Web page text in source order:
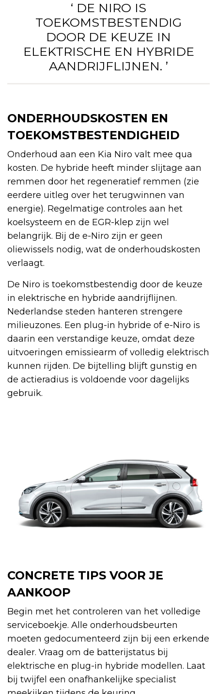
‘ DE NIRO IS
TOEKOMSTBESTENDIG
DOOR DE KEUZE IN
ELEKTRISCHE EN HYBRIDE
AANDRIJFLIJNEN. ’
ONDERHOUDSKOSTEN EN
TOEKOMSTBESTENDIGHEID
Onderhoud aan een Kia Niro valt mee qua
kosten. De hybride heeft minder slijtage aan
remmen door het regeneratief remmen (zie
eerdere uitleg over het terugwinnen van
energie). Regelmatige controles aan het
koelsysteem en de EGR-klep zijn wel
belangrijk. Bij de e-Niro zijn er geen
oliewissels nodig, wat de onderhoudskosten
verlaagt.
De Niro is toekomstbestendig door de keuze
in elektrische en hybride aandrijflijnen.
Nederlandse steden hanteren strengere
milieuzones. Een plug-in hybride of e-Niro is
daarin een verstandige keuze, omdat deze
uitvoeringen emissiearm of volledig elektrisch
kunnen rijden. De bijtelling blijft gunstig en
de actieradius is voldoende voor dagelijks
gebruik.
CONCRETE TIPS VOOR JE
AANKOOP
Begin met het controleren van het volledige
serviceboekje. Alle onderhoudsbeurten
moeten gedocumenteerd zijn bij een erkende
dealer. Vraag om de batterijstatus bij
elektrische en plug-in hybride modellen. Laat
bij twijfel een onafhankelijke specialist